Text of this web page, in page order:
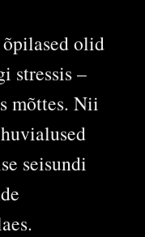
olid
stressis –
mõttes. Nii
seisundi